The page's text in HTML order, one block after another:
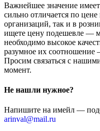
Важнейшее значение
сильно отличается по
организаций, так и в
ищете цену подешевле —
необходимо высокое
разумное их соотношение
Просим связаться с
момент.
Не нашли нужное?
Напишите на имейл —
arinval@mail.ru